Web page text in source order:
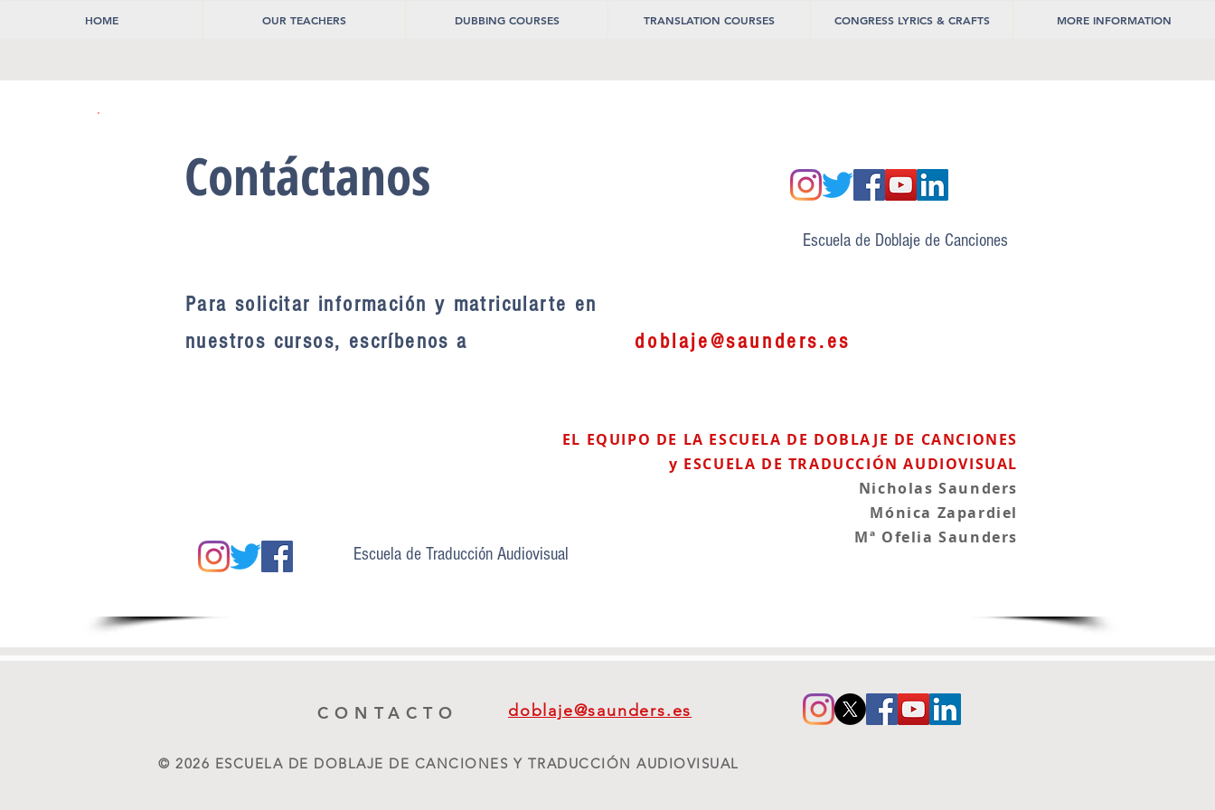
HOME OUR TEACHERS DUBBING COURSES TRANSLATION COURSES CONGRESS LYRICS & CRAFTS MORE INFORMATION
Contáctanos
Para solicitar información y matricularte en
nuestros cursos, escríbenos a
doblaje@saunders.es
EL EQUIPO DE LA ESCUELA DE DOBLAJE DE CANCIONES
y ESCUELA DE TRADUCCIÓN AUDIOVISUAL
Nicholas Saunders
Mónica Zapardiel
Mª Ofelia Saunders
Escuela de Traducción Audiovisual
Escuela de Doblaje de Canciones
CONTACTO doblaje@saunders.es
© 2026 ESCUELA DE DOBLAJE DE CANCIONES Y TRADUCCIÓN AUDIOVISUAL